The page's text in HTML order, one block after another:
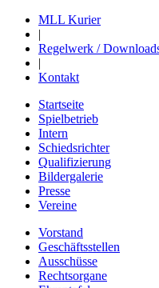
MLL Kurier
|
Regelwerk /
|
Kontakt
Startseite
Spielbetrieb
Intern
Schiedsrichter
Qualifizierung
Bildergalerie
Presse
Vereine
Vorstand
Geschäftsstellen
Ausschüsse
Rechtsorgane